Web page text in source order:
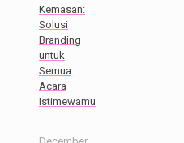
Kemasan:
Solusi
Branding
untuk
Semua
Acara
Istimewamu